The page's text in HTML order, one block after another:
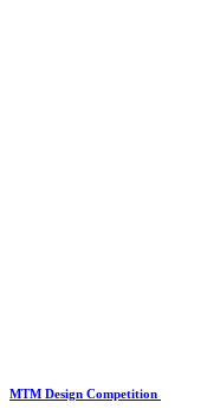
MTM Design Competition